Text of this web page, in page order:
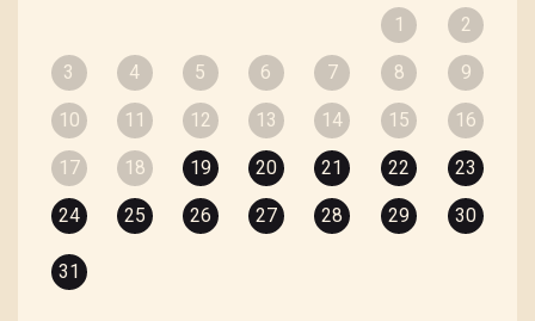
1 2
3 4 5 6 7 8 9
10 11 12 13 14 15 16
17 18 19 20 21 22 23
24 25 26 27 28 29 30
31